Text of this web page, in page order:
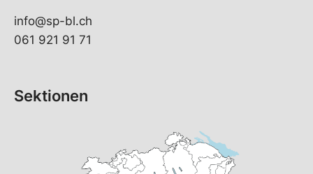
info@sp-bl.ch
061 921 91 71
Sektionen